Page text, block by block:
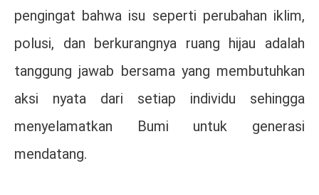
pengingat bahwa isu seperti perubahan iklim,
polusi, dan berkurangnya ruang hijau adalah
tanggung jawab bersama yang membutuhkan
aksi nyata dari setiap individu sehingga
menyelamatkan Bumi untuk generasi
mendatang.